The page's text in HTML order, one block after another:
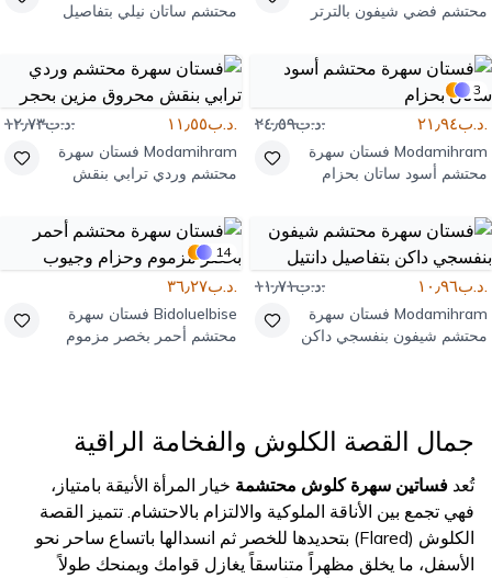
محتشم فضي شيفون بالترتر
محتشم ساتان نيلي بتفاصيل
3
.د.ب٢١٫٩٤ .د.ب٢٤٫٥٩
Modamihram فستان سهرة
محتشم أسود ساتان بحزام
.د.ب١١٫٥٥ .د.ب١٢٫٧٣
Modamihram فستان سهرة
محتشم وردي ترابي بنقش
.د.ب١٠٫٩٦ .د.ب١١٫٧١
Modamihram فستان سهرة
محتشم شيفون بنفسجي داكن
14
.د.ب٣٦٫٢٧
Bidoluelbise فستان سهرة
محتشم أحمر بخصر مزموم
جمال القصة الكلوش والفخامة الراقية
تُعد فساتين سهرة كلوش محتشمة خيار المرأة الأنيقة بامتياز،
فهي تجمع بين الأناقة الملوكية والالتزام بالاحتشام. تتميز القصة
الكلوش (Flared) بتحديدها للخصر ثم انسدالها باتساع ساحر نحو
الأسفل، ما يخلق مظهراً متناسقاً يغازل قوامك ويمنحك طولاً